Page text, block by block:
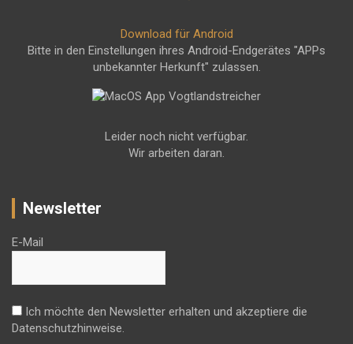
Download für Android
Bitte in den Einstellungen ihres Android-Endgerätes "APPs
unbekannter Herkunft" zulassen.
Leider noch nicht verfügbar.
Wir arbeiten daran.
Newsletter
E-Mail
Ich möchte den Newsletter erhalten und akzeptiere die
Datenschutzhinweise.